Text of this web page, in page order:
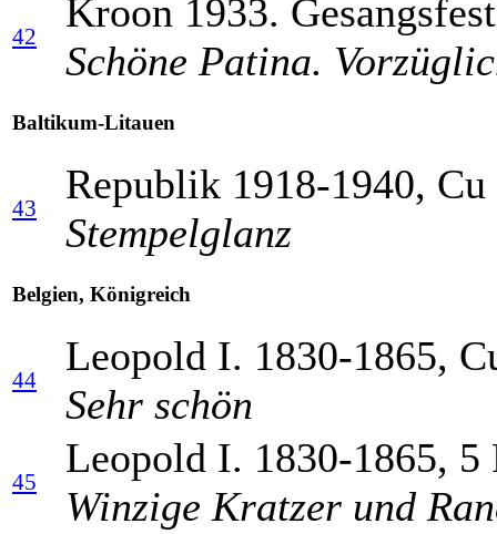
42
Kroon 1933.
Schöne Patina.
Baltikum-Litauen
43
Republik 1918-1940,
Stempelglanz
Belgien, Königreich
44
Leopold I. 1830-1865,
Sehr schön
45
Leopold I. 1830-1865, 5
Winzige Kratzer und